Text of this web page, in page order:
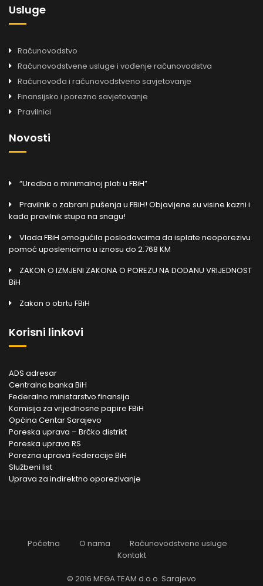
Usluge
Računovodstvo
Računovodstvene usluge i vođenje računovodstva
Računovođa i računovodstveno savjetovanje
Finansijsko i porezno savjetovanje
Pravilnici
Novosti
“Uredba o minimalnoj plati u FBiH”
Pravilnik o zabrani pušenja u FBiH! Objavljene su visine kazni i
kada pravilnik stupa na snagu!
Vlada FBiH omogućila poslodavcima da isplate neoporezivu
pomoć uposlenicima u iznosu do 2.768 KM
ZAKON O IZMJENI ZAKONA O POREZU NA DODANU VRIJEDNOST
BiH
Zakon o obrtu FBiH
Korisni linkovi
ADS adresar
Centralna banka BiH
Federalno ministarstvo finansija
Komisija za vrijednosne papire FBiH
Općina Centar Sarajevo
Poreska uprava – Brčko distrikt
Poreska uprava RS
Porezna uprava Federacije BiH
Službeni list
Uprava za indirektno oporezivanje
Početna O nama
Računovodstvene usluge
Kontakt
© 2016 MEGA TEAM d.o.o. Sarajevo